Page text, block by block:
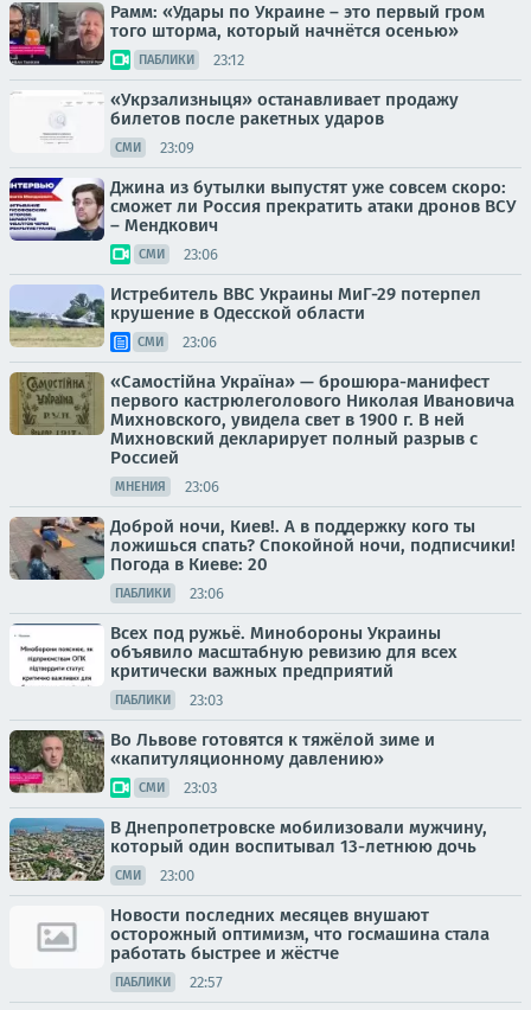
Рамм: «Удары по Украине – это первый гром
того шторма, который начнётся осенью»
ПАБЛИКИ 23:12
«Укрзализныця» останавливает продажу
билетов после ракетных ударов
СМИ 23:09
Джина из бутылки выпустят уже совсем скоро:
сможет ли Россия прекратить атаки дронов ВСУ
– Мендкович
СМИ 23:06
Истребитель ВВС Украины МиГ-29 потерпел
крушение в Одесской области
СМИ 23:06
«Самостійна Україна» — брошюра-манифест
первого кастрюлеголового Николая Ивановича
Михновского, увидела свет в 1900 г. В ней
Михновский декларирует полный разрыв с
Россией
МНЕНИЯ 23:06
Доброй ночи, Киев!. А в поддержку кого ты
ложишься спать? Спокойной ночи, подписчики!
Погода в Киеве: 20
ПАБЛИКИ 23:06
Всех под ружьё. Минобороны Украины
объявило масштабную ревизию для всех
критически важных предприятий
ПАБЛИКИ 23:03
Во Львове готовятся к тяжёлой зиме и
«капитуляционному давлению»
СМИ 23:03
В Днепропетровске мобилизовали мужчину,
который один воспитывал 13-летнюю дочь
СМИ 23:00
Новости последних месяцев внушают
осторожный оптимизм, что госмашина стала
работать быстрее и жёстче
ПАБЛИКИ 22:57